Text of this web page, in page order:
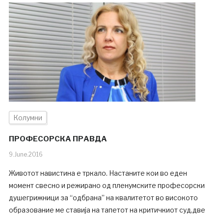
Колумни
ПРОФЕСОРСКА ПРАВДА
9.June.2016
Животот навистина е тркало. Настаните кои во еден
момент свесно и режирано од пленумските професорски
душегрижници за “одбрана” на квалитетот во високото
образование ме ставија на тапетот на критичкиот суд,две